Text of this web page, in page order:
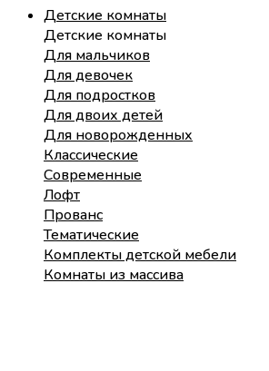
Детские комнаты
Детские комнаты
Для мальчиков
Для девочек
Для подростков
Для двоих детей
Для новорожденных
Классические
Современные
Лофт
Прованс
Тематические
Комплекты детской мебели
Комнаты из массива